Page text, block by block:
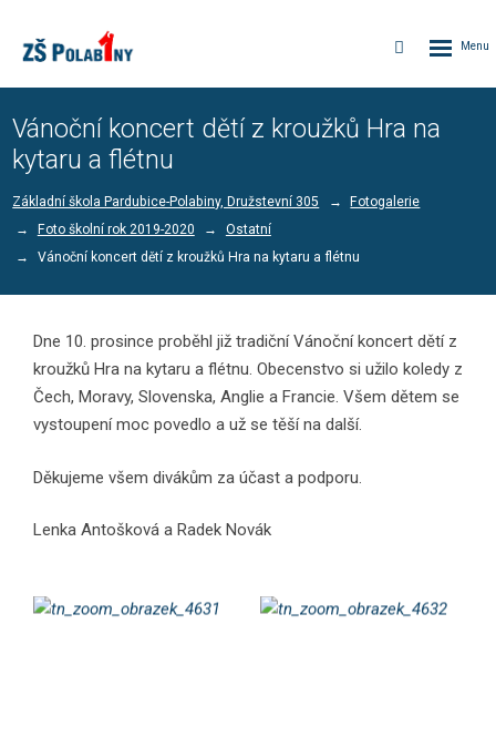
Vyhledávání
Vánoční koncert dětí z kroužků Hra na
kytaru a flétnu
Základní škola Pardubice-Polabiny, Družstevní 305
Fotogalerie
Foto školní rok 2019-2020
Ostatní
Vánoční koncert dětí z kroužků Hra na kytaru a flétnu
Dne 10. prosince proběhl již tradiční Vánoční koncert dětí z
kroužků Hra na kytaru a flétnu. Obecenstvo si užilo koledy z
Čech, Moravy, Slovenska, Anglie a Francie. Všem dětem se
vystoupení moc povedlo a už se těší na další.
Děkujeme všem divákům za účast a podporu.
Lenka Antošková a Radek Novák